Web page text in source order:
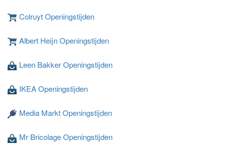
Colruyt Openingstijden
Albert Heijn Openingstijden
Leen Bakker Openingstijden
IKEA Openingstijden
Media Markt Openingstijden
Mr Bricolage Openingstijden